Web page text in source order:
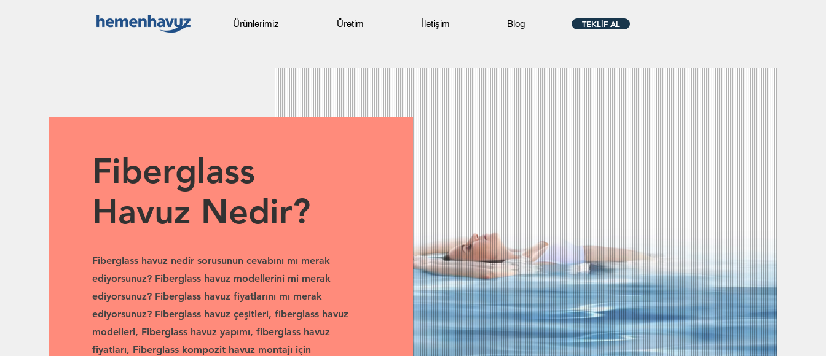
Ürünlerimiz Üretim İletişim Blog TEKLİF AL
Fiberglass
Havuz Nedir?
Fiberglass havuz nedir sorusunun cevabını mı merak
ediyorsunuz? Fiberglass havuz modellerini mi merak
ediyorsunuz? Fiberglass havuz fiyatlarını mı merak
ediyorsunuz? Fiberglass havuz çeşitleri, fiberglass havuz
modelleri, Fiberglass havuz yapımı, fiberglass havuz
fiyatları, Fiberglass kompozit havuz montajı için